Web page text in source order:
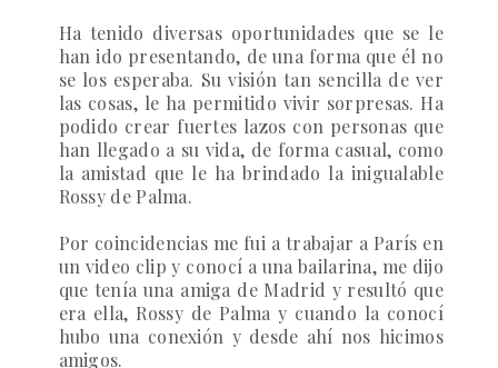
Ha tenido diversas oportunidades que se le
han ido presentando, de una forma que él no
se los esperaba. Su visión tan sencilla de ver
las cosas, le ha permitido vivir sorpresas. Ha
podido crear fuertes lazos con personas que
han llegado a su vida, de forma casual, como
la amistad que le ha brindado la inigualable
Rossy de Palma.
Por coincidencias me fui a trabajar a París en
un video clip y conocí a una bailarina, me dijo
que tenía una amiga de Madrid y resultó que
era ella, Rossy de Palma y cuando la conocí
hubo una conexión y desde ahí nos hicimos
amigos.